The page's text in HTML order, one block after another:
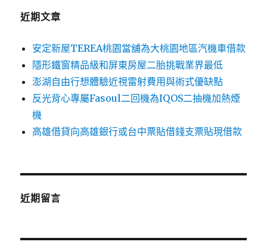
近期文章
安定新屋TEREA桃園當舖為大桃園地區汽機車借款
隱形鐵窗精品級和屏東房屋二胎挑戰業界最低
澎湖自由行想體驗近視雷射費用與術式優缺點
反光背心專屬Fasoul二回機為IQOS二抽機加熱煙
機
高雄借貸向高雄銀行或台中票貼借錢支票貼現借款
近期留言